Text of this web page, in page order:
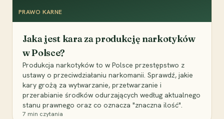
PRAWO KARNE
Jaka jest kara za produkcję narkotyków
w Polsce?
Produkcja narkotyków to w Polsce przestępstwo z
ustawy o przeciwdziałaniu narkomanii. Sprawdź, jakie
kary grożą za wytwarzanie, przetwarzanie i
przerabianie środków odurzających według aktualnego
stanu prawnego oraz co oznacza "znaczna ilość".
7 min czytania